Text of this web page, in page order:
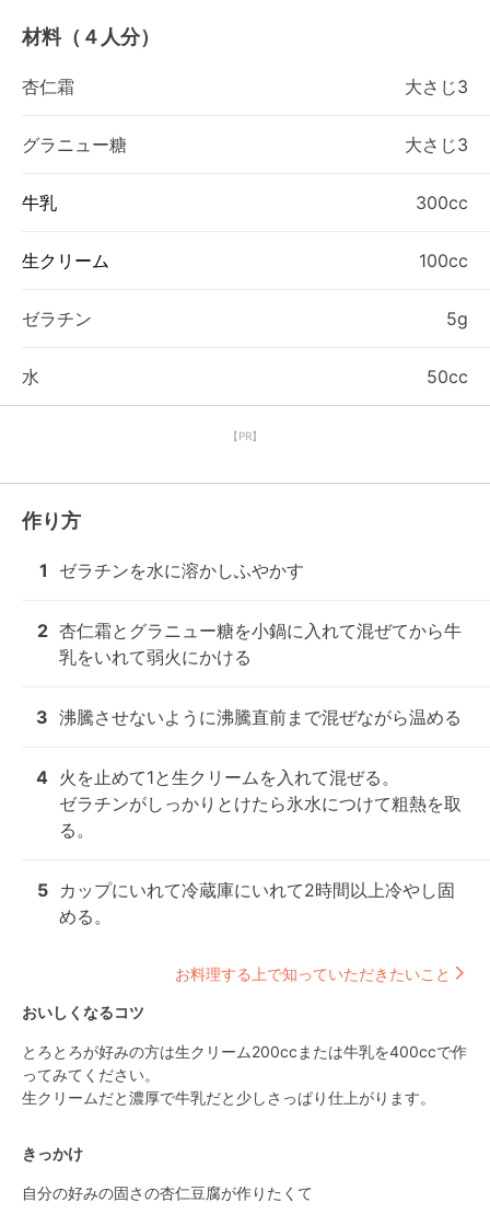
材料（４人分）
杏仁霜 大さじ3
グラニュー糖 大さじ3
牛乳 300cc
生クリーム 100cc
ゼラチン 5g
水 50cc
【PR】
作り方
1 ゼラチンを水に溶かしふやかす
2 杏仁霜とグラニュー糖を小鍋に入れて混ぜてから牛
乳をいれて弱火にかける
3 沸騰させないように沸騰直前まで混ぜながら温める
4 火を止めて1と生クリームを入れて混ぜる。
ゼラチンがしっかりとけたら氷水につけて粗熱を取
る。
5 カップにいれて冷蔵庫にいれて2時間以上冷やし固
める。
お料理する上で知っていただきたいこと
おいしくなるコツ
とろとろが好みの方は生クリーム200ccまたは牛乳を400ccで作
ってみてください。
生クリームだと濃厚で牛乳だと少しさっぱり仕上がります。
きっかけ
自分の好みの固さの杏仁豆腐が作りたくて